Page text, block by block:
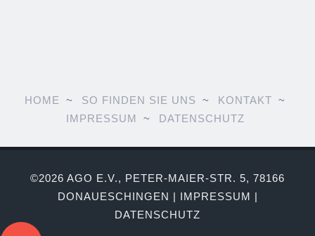
HOME SO FINDEN SIE UNS
KONTAKT
IMPRESSUM
DATENSCHUTZ
©2026 AGO E.V., PETER-MAIER-STR. 5, 78166
DONAUESCHINGEN | IMPRESSUM |
DATENSCHUTZ